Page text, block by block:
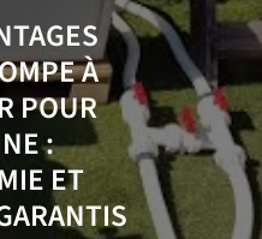
À
POUR
:
ET